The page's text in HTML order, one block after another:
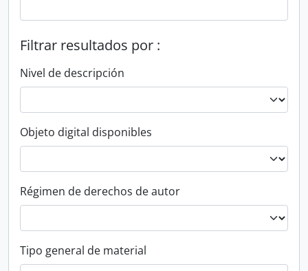
Filtrar resultados por :
Nivel de descripción
Objeto digital disponibles
Régimen de derechos de autor
Tipo general de material